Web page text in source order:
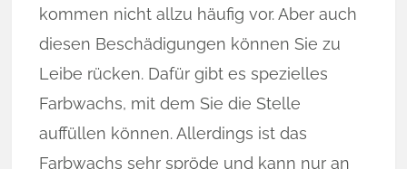
kommen nicht allzu häufig vor. Aber auch
diesen Beschädigungen können Sie zu
Leibe rücken. Dafür gibt es spezielles
Farbwachs, mit dem Sie die Stelle
auffüllen können. Allerdings ist das
Farbwachs sehr spröde und kann nur an